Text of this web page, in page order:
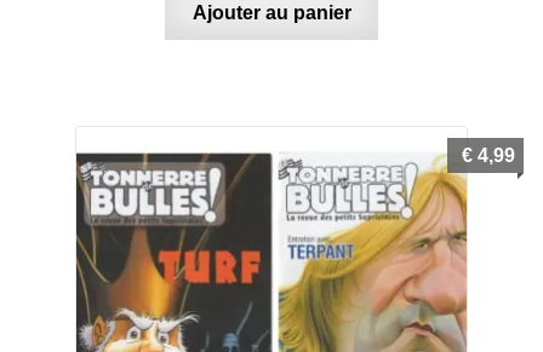
Ajouter au panier
€ 4,99